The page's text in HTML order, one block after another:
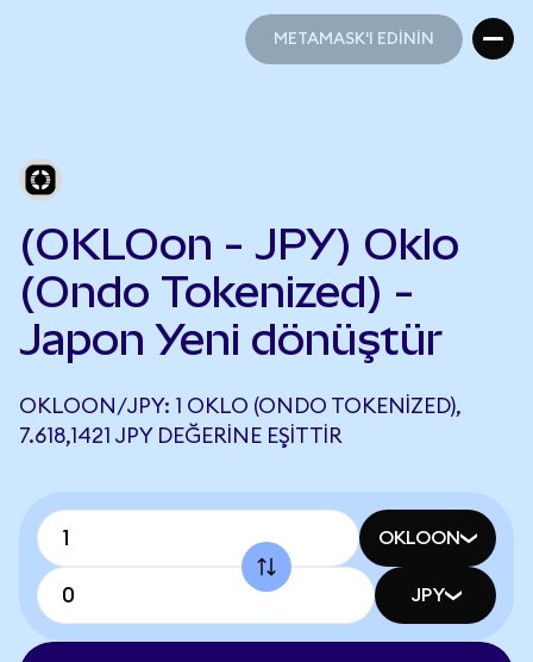
METAMASK'I EDİNİN
(OKLOon - JPY) Oklo
(Ondo Tokenized) -
Japon Yeni dönüştür
OKLOON/JPY: 1 OKLO (ONDO TOKENIZED),
7.618,1421 JPY DEĞERINE EŞITTIR
OKLOON
JPY